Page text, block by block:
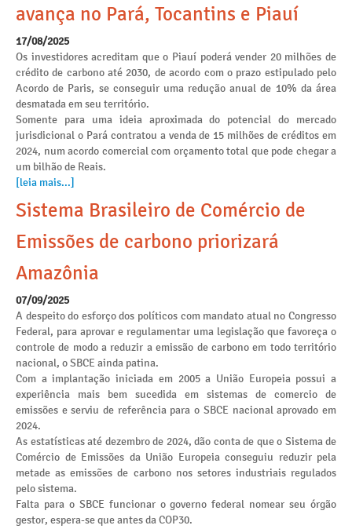
avança no Pará, Tocantins e Piauí
17/08/2025
Os investidores acreditam que o Piauí poderá vender 20 milhões de
crédito de carbono até 2030, de acordo com o prazo estipulado pelo
Acordo de Paris, se conseguir uma redução anual de 10% da área
desmatada em seu território.
Somente para uma ideia aproximada do potencial do mercado
jurisdicional o Pará contratou a venda de 15 milhões de créditos em
2024, num acordo comercial com orçamento total que pode chegar a
um bilhão de Reais.
[leia mais...]
Sistema Brasileiro de Comércio de
Emissões de carbono priorizará
Amazônia
07/09/2025
A despeito do esforço dos políticos com mandato atual no Congresso
Federal, para aprovar e regulamentar uma legislação que favoreça o
controle de modo a reduzir a emissão de carbono em todo território
nacional, o SBCE ainda patina.
Com a implantação iniciada em 2005 a União Europeia possui a
experiência mais bem sucedida em sistemas de comercio de
emissões e serviu de referência para o SBCE nacional aprovado em
2024.
As estatísticas até dezembro de 2024, dão conta de que o Sistema de
Comércio de Emissões da União Europeia conseguiu reduzir pela
metade as emissões de carbono nos setores industriais regulados
pelo sistema.
Falta para o SBCE funcionar o governo federal nomear seu órgão
gestor, espera-se que antes da COP30.